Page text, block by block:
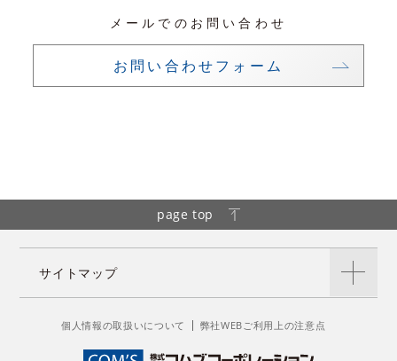
メールでのお問い合わせ
お問い合わせフォーム
page top
サイトマップ
個人情報の取扱いについて 弊社WEBご利用上の注意点